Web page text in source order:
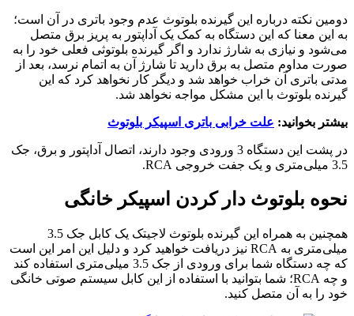
دومین نکته درباره این گیرنده بلوتوث عدم وجود باتری در آن است؛
به این معنا که این دستگاه به کمک یک آداپتور به پریز برق متصل
می‌شود و نیازی به شارژ ندارد و اگر گیرنده بلوتوثی فعلی خود را به
صورت مداوم متصل به برق دارید تا شارژ آن به اتمام نرسد، بعد از
مدتی باتری آن خراب خواهد شد و دیگر کار نخواهد کرد که این
گیرنده بلوتوث با این مشکل مواجه نخواهد شد.
بیشتر بخوانید: علت خرابی باتری اسپیکر بلوتوث
در پشت این دستگاه 3 ورودی وجود دارند، اتصال آداپتور و برق، جک
3.5 میلی‌متری و یک جفت خروجی RCA.
نحوه بلوتوث دار کردن اسپیکر خانگی
همچنین به همراه این گیرنده بلوتوث لاجیتک یک کابل جک 3.5
میلی‌متری به RCA نیز دریافت خواهید کرد و دلیل این امر این است
که چه دستگاه شما برای ورودی از جک 3.5 میلی‌متری استفاده کند
و چه RCA؛ شما بتوانید با استفاده از این کابل سیستم صوتی خانگی
خود را به آن متصل کنید.